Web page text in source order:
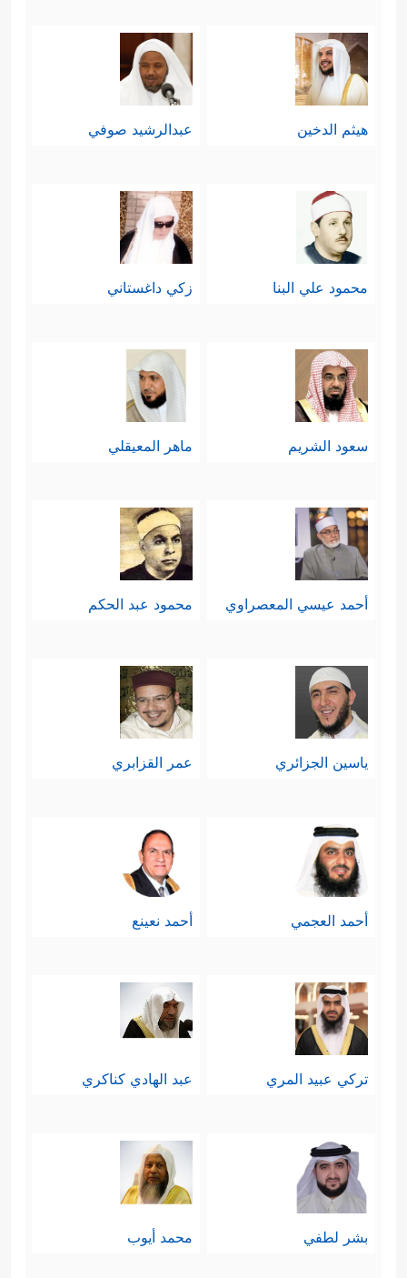
هيثم الدخين عبدالرشيد صوفي
محمود علي البنا زكي داغستاني
سعود الشريم ماهر المعيقلي
أحمد عيسي المعصراوي محمود عبد الحكم
ياسين الجزائري عمر القزابري
أحمد العجمي أحمد نعينع
تركي عبيد المري عبد الهادي كناكري
بشر لطفي محمد أيوب